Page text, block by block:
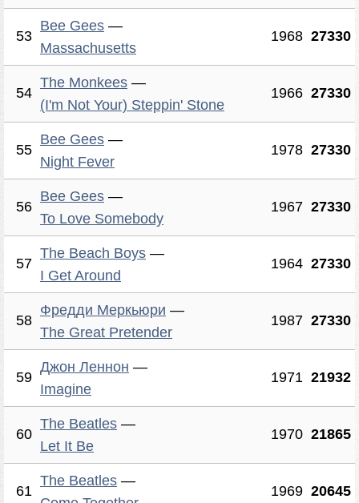
53
Bee Gees —
Massachusetts
1968 27330
54
The Monkees —
(I'm Not Your) Steppin' Stone
1966 27330
55
Bee Gees —
Night Fever
1978 27330
56
Bee Gees —
To Love Somebody
1967 27330
57
The Beach Boys —
I Get Around
1964 27330
58
Фредди Меркьюри —
The Great Pretender
1987 27330
59
Джон Леннон —
Imagine
1971 21932
60
The Beatles —
Let It Be
1970 21865
61
The Beatles —
1969 20645